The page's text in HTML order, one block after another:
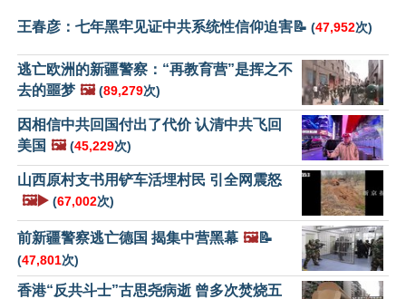
王春彦：七年黑牢见证中共系统性信仰迫害📝 (47,952次)
逃亡欧洲的新疆警察：“再教育营”是挥之不
去的噩梦 🖼️ (89,279次)
因相信中共回国付出了代价 认清中共飞回
美国 🖼️ (45,229次)
山西原村支书用铲车活埋村民 引全网震怒
🖼️▶️ (67,002次)
前新疆警察逃亡德国 揭集中营黑幕 🖼️📝
(47,801次)
香港“反共斗士”古思尧病逝 曾多次焚烧五